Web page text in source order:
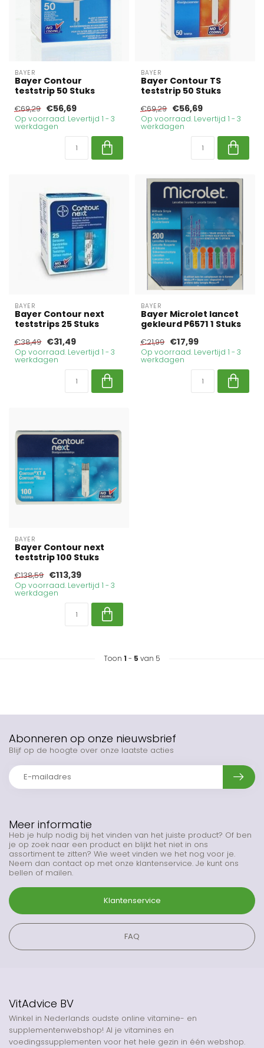
BAYER
Bayer Contour
teststrip 50 Stuks
€69,29 €56,69
Op voorraad. Levertijd 1 - 3
werkdagen
BAYER
Bayer Contour TS
teststrip 50 Stuks
€69,29 €56,69
Op voorraad. Levertijd 1 - 3
werkdagen
BAYER
Bayer Contour next
teststrips 25 Stuks
€38,49 €31,49
Op voorraad. Levertijd 1 - 3
werkdagen
BAYER
Bayer Microlet lancet
gekleurd P6571 1 Stuks
€21,99 €17,99
Op voorraad. Levertijd 1 - 3
werkdagen
BAYER
Bayer Contour next
teststrip 100 Stuks
€138,59 €113,39
Op voorraad. Levertijd 1 - 3
werkdagen
Toon 1 - 5 van 5
Meer informatie
Heb je hulp nodig bij het vinden van het juiste product? Of ben
je op zoek naar een product en blijkt het niet in ons
assortiment te zitten? Wie weet vinden we het nog voor je.
Neem dan contact op met onze klantenservice. Je kunt ons
bellen of mailen.
Klantenservice
FAQ
Abonneren op onze nieuwsbrief
Blijf op de hoogte over onze laatste acties
VitAdvice BV
Winkel in Nederlands oudste online vitamine- en
supplementenwebshop! Al je vitamines en
voedingssupplementen voor het hele gezin in één webshop.